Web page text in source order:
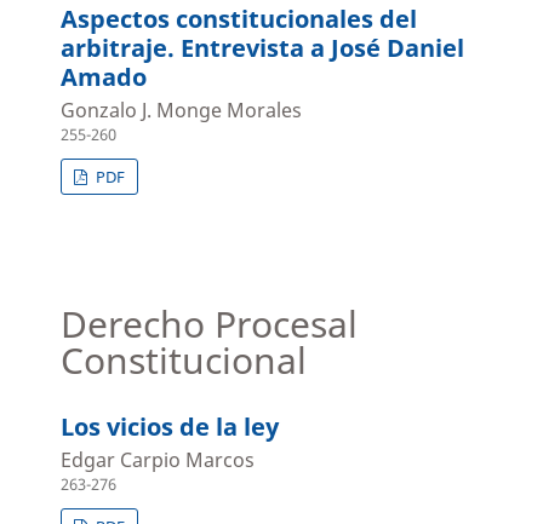
Aspectos constitucionales del
arbitraje. Entrevista a José Daniel
Amado
Gonzalo J. Monge Morales
255-260
PDF
Derecho Procesal
Constitucional
Los vicios de la ley
Edgar Carpio Marcos
263-276